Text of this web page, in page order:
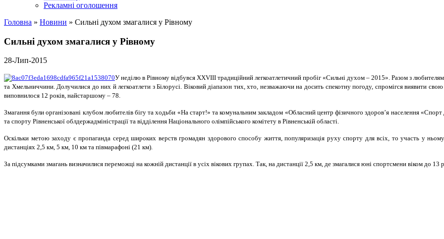
Рекламні оголошення
Головна » Новини » Сильні духом змагалися у Рівному
Сильні духом змагалися у Рівному
28-Лип-2015
У неділю в Рівному відбувся ХХVIII традиційний легкоатлетичний пробіг «Сильні духом – 2015». Разом з
та Хмельниччини. Долучилися до них й легкоатлети з Білорусі. Віковий діапазон тих, хто, незважаючи на досить спекотну погоду, спромігся виявити
виповнилося 12 років, найстаршому – 78.
Змагання були організовані клубом любителів бігу та ходьби «На старт!» та комунальним закладом «Обласний центр фізичного здоров’я населення
та спорту Рівненської облдержадміністрації та відділення Національного олімпійського комітету в Рівненській області.
Оскільки метою заходу є пропаганда серед широких верств громадян здорового способу життя, популяризація руху спорту для всіх, то участь у
дистанціях 2,5 км, 5 км, 10 км та півмарафоні (21 км).
За підсумками змагань визначилися переможці на кожній дистанції в усіх вікових групах. Так, на дистанції 2,5 км, де змагалися юні спортсмени віком до